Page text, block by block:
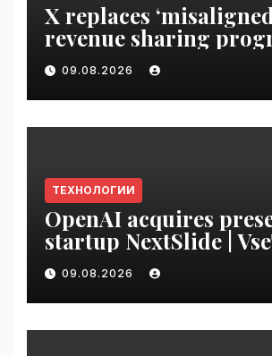
X replaces
revenue sharing
with Original Content
Rewards | VseTime.ru
09.08.2026
ТЕХНОЛОГИИ
OpenAI acquires
startup NextSlide |
09.08.2026